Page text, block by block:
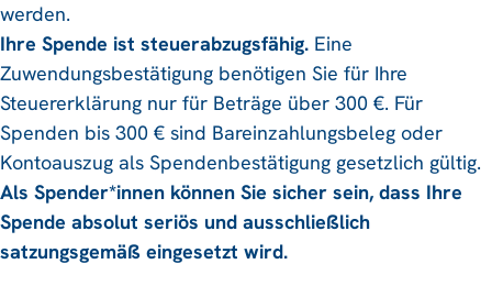
werden.
Ihre Spende ist steuerabzugsfähig. Eine
Zuwendungsbestätigung benötigen Sie für Ihre
Steuererklärung nur für Beträge über 300 €. Für
Spenden bis 300 € sind Bareinzahlungsbeleg oder
Kontoauszug als Spendenbestätigung gesetzlich gültig.
Als Spender*innen können Sie sicher sein, dass Ihre
Spende absolut seriös und ausschließlich
satzungsgemäß eingesetzt wird.